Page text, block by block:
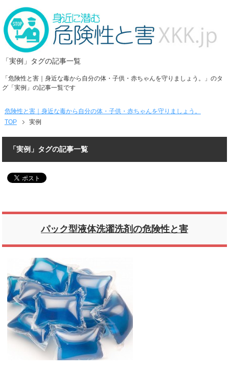
「実例」タグの記事一覧
「危険性と害｜身近な毒から自分の体・子供・赤ちゃんを守りましょう。」のタ
グ「実例」の記事一覧です
危険性と害｜身近な毒から自分の体・子供・赤ちゃんを守りましょう。
TOP
実例
「実例」タグの記事一覧
パック型液体洗濯洗剤の危険性と害